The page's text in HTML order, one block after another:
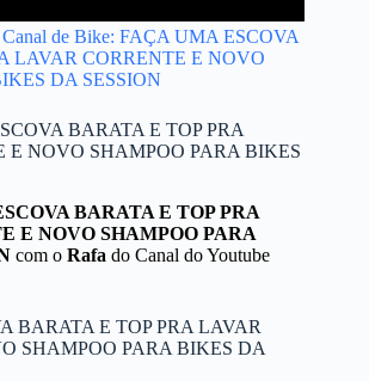
Canal de Bike: FAÇA UMA ESCOVA
LAVAR CORRENTE E NOVO
DA SESSION
BARATA E TOP PRA
E NOVO SHAMPOO PARA BIKES
BARATA E TOP PRA
E NOVO SHAMPOO PARA
com o Rafa do Canal do Youtube
BARATA E TOP PRA LAVAR
SHAMPOO PARA BIKES DA